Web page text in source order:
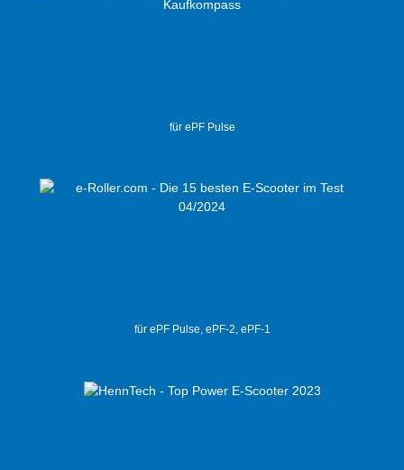
für ePF Pulse
für ePF Pulse, ePF-2, ePF-1